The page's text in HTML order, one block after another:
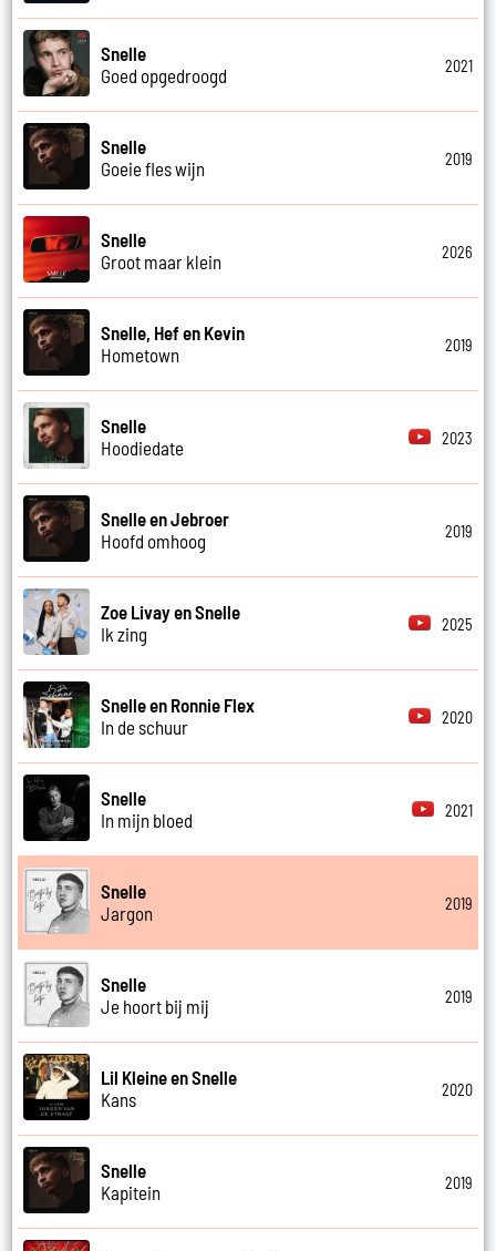
Snelle
Goed opgedroogd
2021
Snelle
Goeie fles wijn
2019
Snelle
Groot maar klein
2026
Snelle, Hef en Kevin
Hometown
2019
Snelle
Hoodiedate
2023
Snelle en Jebroer
Hoofd omhoog
2019
Zoe Livay en Snelle
Ik zing
2025
Snelle en Ronnie Flex
In de schuur
2020
Snelle
In mijn bloed
2021
Snelle
Jargon
2019
Snelle
Je hoort bij mij
2019
Lil Kleine en Snelle
Kans
2020
Snelle
Kapitein
2019